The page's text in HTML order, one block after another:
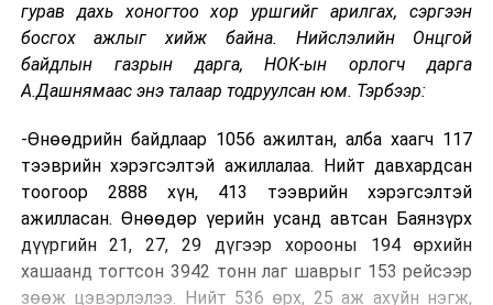
гурав дахь хоногтоо хор уршгийг арилгах, сэргээн
босгох ажлыг хийж байна. Нийслэлийн Онцгой
байдлын газрын дарга, НОК-ын орлогч дарга
А.Дашнямаас энэ талаар тодруулсан юм. Тэрбээр:
-Өнөөдрийн байдлаар 1056 ажилтан, алба хаагч 117
тээврийн хэрэгсэлтэй ажиллалаа. Нийт давхардсан
тоогоор 2888 хүн, 413 тээврийн хэрэгсэлтэй
ажилласан. Өнөөдөр үерийн усанд автсан Баянзүрх
дүүргийн 21, 27, 29 дүгээр хорооны 194 өрхийн
хашаанд тогтсон 3942 тонн лаг шаврыг 153 рейсээр
зөөж цэвэрлэлээ. Нийт 536 өрх, 25 аж ахуйн нэгж,